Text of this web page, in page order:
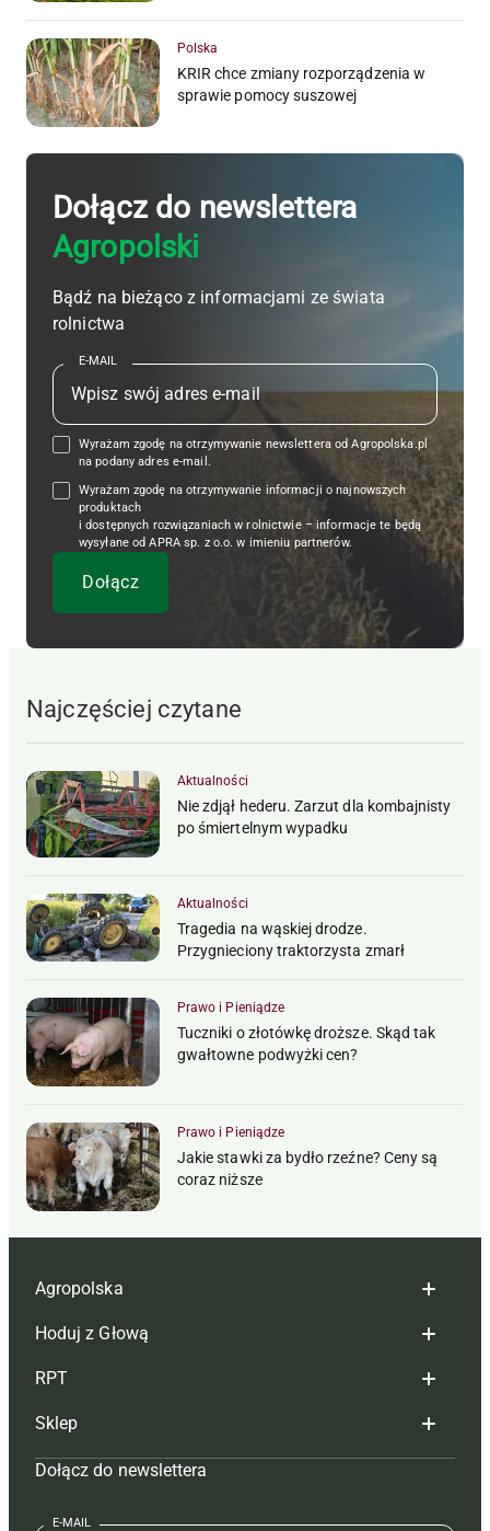
Polska
KRIR chce zmiany rozporządzenia w
sprawie pomocy suszowej
Dołącz do newslettera
Agropolski
Bądź na bieżąco z informacjami ze świata
rolnictwa
E-MAIL
Wyrażam zgodę na otrzymywanie newslettera od Agropolska.pl
na podany adres e-mail.
Wyrażam zgodę na otrzymywanie informacji o najnowszych
produktach
i dostępnych rozwiązaniach w rolnictwie – informacje te będą
wysyłane od APRA sp. z o.o. w imieniu partnerów.
Najczęściej czytane
Aktualności
Nie zdjął hederu. Zarzut dla kombajnisty
po śmiertelnym wypadku
Aktualności
Tragedia na wąskiej drodze.
Przygnieciony traktorzysta zmarł
Prawo i Pieniądze
Tuczniki o złotówkę droższe. Skąd tak
gwałtowne podwyżki cen?
Prawo i Pieniądze
Jakie stawki za bydło rzeźne? Ceny są
coraz niższe
Agropolska
Redakcja
Reklama
Tagi
Mapa serwisu
Kontakt
Hoduj z Głową
Hoduj z głową bydło
Hoduj z głową świnie
Prenumerata
Redakcja
RPT
Redakcja
Prenumerata
Reklama
Sklep
Czasopisma i prenumerata
Książki
Dołącz do newslettera
E-MAIL